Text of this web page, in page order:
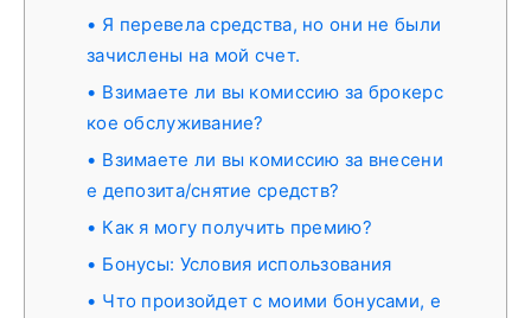
Я перевела средства, но они не были
зачислены на мой счет.
Взимаете ли вы комиссию за брокерс
кое обслуживание?
Взимаете ли вы комиссию за внесени
е депозита/снятие средств?
Как я могу получить премию?
Бонусы: Условия использования
Что произойдет с моими бонусами, е